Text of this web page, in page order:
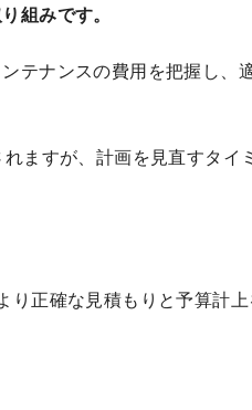
組みです。
テナンスの費用を把握し、
ますが、計画を見直すタイ
正確な見積もりと予算計